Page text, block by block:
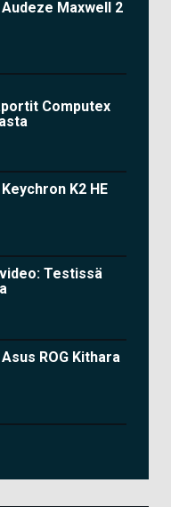
Maxwell 2
Computex
K2 HE
Testissä
ROG Kithara